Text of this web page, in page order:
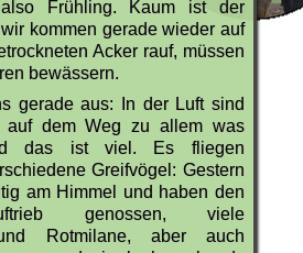
Frühling. Kaum ist der
kommen gerade wieder auf
Acker rauf, müssen
bewässern.
gerade aus: In der Luft sind
auf dem Weg zu allem was
das ist viel. Es fliegen
Greifvögel: Gestern
am Himmel und haben den
genossen, viele
Rotmilane, aber auch